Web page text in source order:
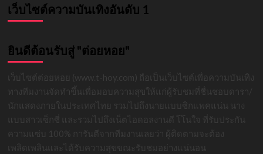
เว็บไซต์ความบันเทิงอันดับ 1
ยินดีต้อนรับสู่ "ต่อยหอย"
เว็บไซต์ต่อยหอย (www.t-hoy.com) ถือเป็นเว็บไซต์เพื่อความบันเทิง
ทางทีมงานจัดทำขึ้นเพื่อมอบความสุขให้แก่ผู้รับชมที่ชื่นชอบดารา/
นักแสดงภายในประเทศไทย รวมไปถึงนายแบบซิกแพคแน่น นาง
แบบสาวเซ็กซี่ และรวมไปถึงเน็ตไอดอลงานดี โโนใจ ที่รับประกัน
ความแซ่บ 100% การันตีจากทีมงานเลยว่า ผู้ติดตามจะต้อง
เพลิดเพลินและได้รับความสุขขณะรับชมอย่างแน่นอน